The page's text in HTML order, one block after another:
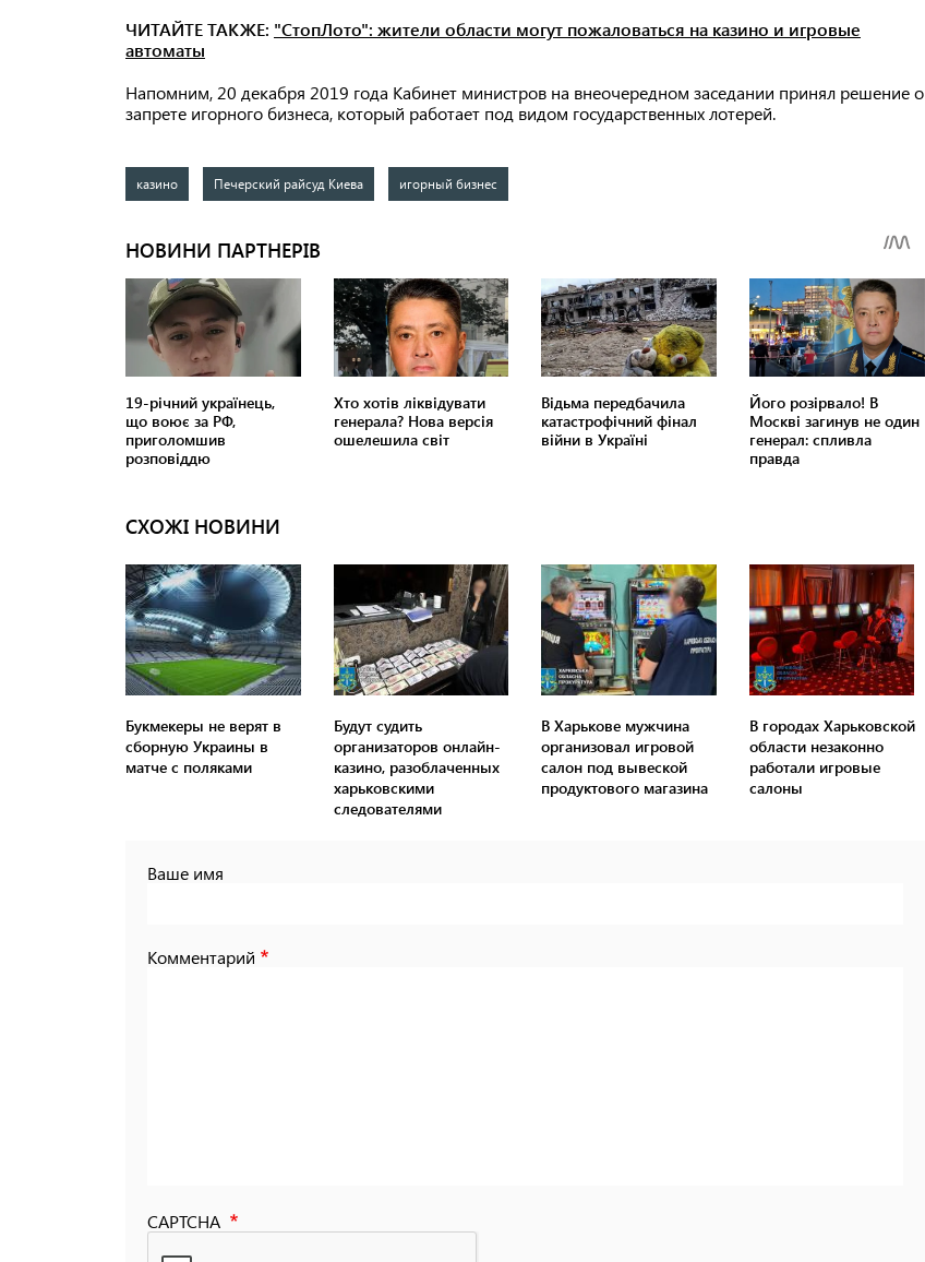
ЧИТАЙТЕ ТАКЖЕ: "СтопЛото": жители области могут пожаловаться на казино и игровые
автоматы
Напомним, 20 декабря 2019 года Кабинет министров на внеочередном заседании принял решение о
запрете игорного бизнеса, который работает под видом государственных лотерей.
казино Печерский райсуд Киева игорный бизнес
СХОЖІ НОВИНИ
Букмекеры не верят в
сборную Украины в
матче с поляками
Будут судить
организаторов онлайн-
казино, разоблаченных
харьковскими
следователями
В Харькове мужчина
организовал игровой
салон под вывеской
продуктового магазина
В городах Харьковской
области незаконно
работали игровые
салоны
Ваше имя
Комментарий
CAPTCHA